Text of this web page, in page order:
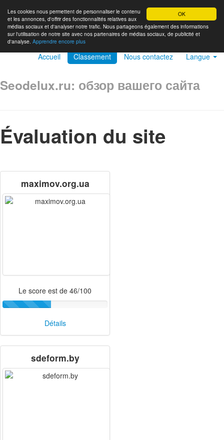
OK
Les cookies nous permettent de personnaliser le contenu
et les annonces, d'offrir des fonctionnalités relatives aux
médias sociaux et d'analyser notre trafic. Nous partageons également des informations
sur l'utilisation de notre site avec nos partenaires de médias sociaux, de publicité et
d'analyse. Apprendre encore plus
Accueil Classement Nous contactez Langue
Seodelux.ru: обзор вашего сайта
Évaluation du site
maximov.org.ua
Le score est de 46/100
Détails
sdeform.by